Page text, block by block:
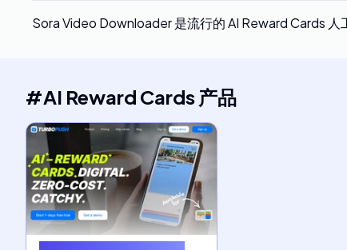
Sora Video Downloader是流行的 AI Reward Cards 人
#AI Reward Cards 产品